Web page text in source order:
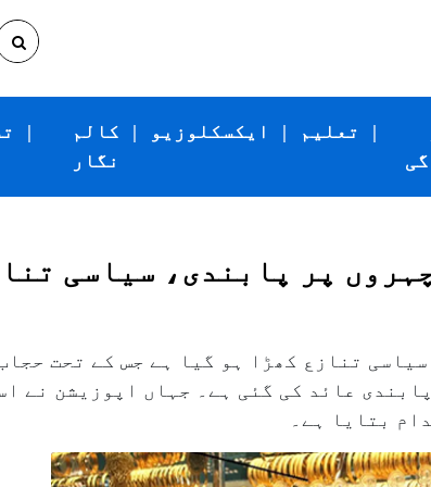
|
کالم
نگار
| ایکسکلوزیو | تعلیم |
پر پابندی، سیاسی
تنازع کھڑا ہو گیا ہے جس کے تحت
عائد کی گئی ہے۔ جہاں اپوزیشن نے
بتایا ہے۔